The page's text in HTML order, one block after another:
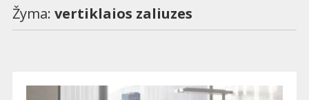
Žyma: vertiklaios zaliuzes